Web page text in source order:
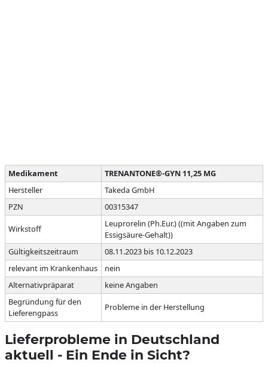
Medikament
TRENANTONE®-GYN 11,25 MG
Hersteller
Takeda GmbH
PZN
00315347
Wirkstoff
Leuprorelin (Ph.Eur.) ((mit Angaben zum
Essigsäure-Gehalt))
Gültigkeitszeitraum
08.11.2023 bis 10.12.2023
relevant im Krankenhaus
nein
Alternativpräparat
keine Angaben
Begründung für den
Lieferengpass
Probleme in der Herstellung
Lieferprobleme in Deutschland
aktuell - Ein Ende in Sicht?